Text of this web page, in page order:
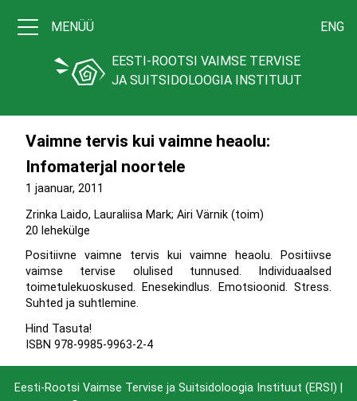
MENÜÜ ENG
EESTI-ROOTSI VAIMSE TERVISE
JA SUITSIDOLOOGIA INSTITUUT
Vaimne tervis kui vaimne heaolu:
Infomaterjal noortele
1 jaanuar, 2011
Zrinka Laido, Lauraliisa Mark; Airi Värnik (toim)
20 lehekülge
Positiivne vaimne tervis kui vaimne heaolu. Positiivse
vaimse tervise olulised tunnused. Individuaalsed
toimetulekuoskused. Enesekindlus. Emotsioonid. Stress.
Suhted ja suhtlemine.
Hind Tasuta!
ISBN 978-9985-9963-2-4
Eesti-Rootsi Vaimse Tervise ja Suitsidoloogia Instituut (ERSI) |